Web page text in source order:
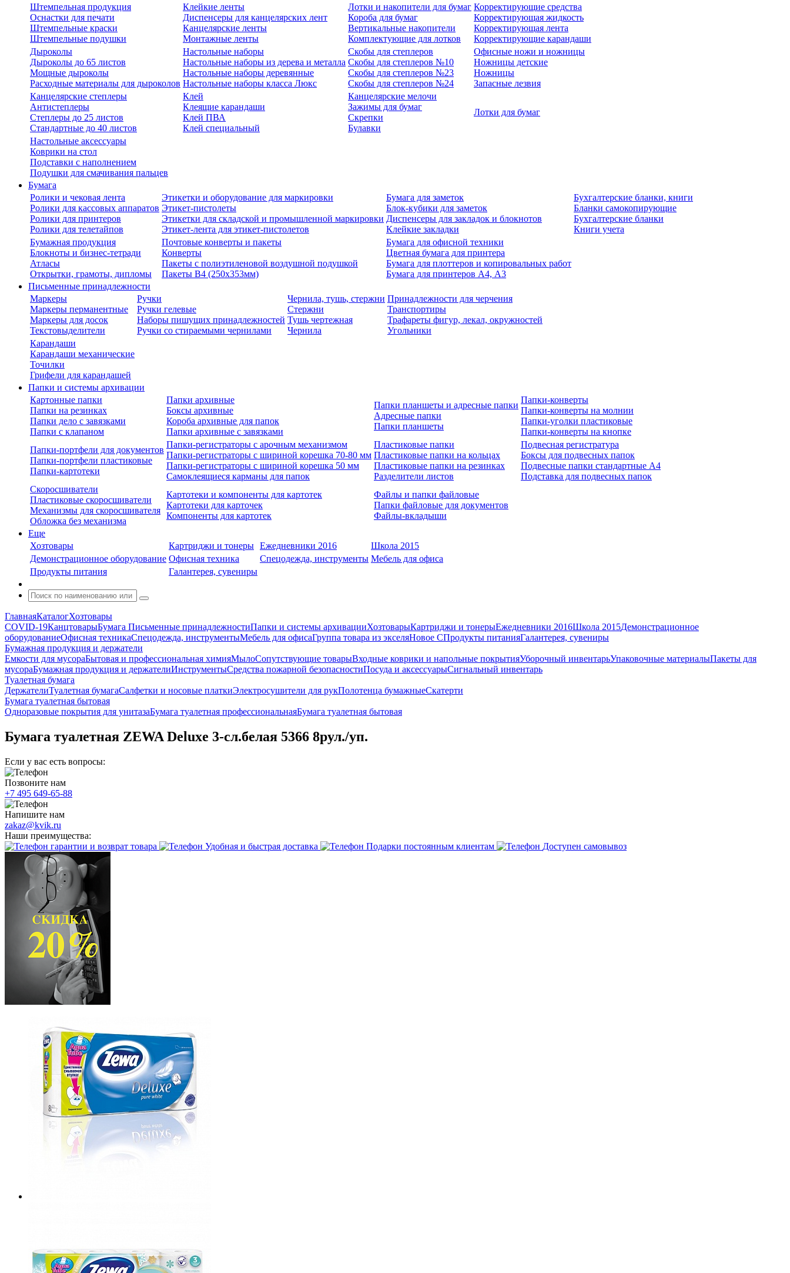
Штемпельная продукция
Оснастки для печати
Штемпельные краски
Штемпельные подушки
Клейкие ленты
Диспенсеры для канцелярских лент
Канцелярские ленты
Монтажные ленты
Лотки и накопители для бумаг
Короба для бумаг
Вертикальные накопители
Комплектующие для лотков
Корректирующие средства
Корректирующая жидкость
Корректирующая лента
Корректирующие карандаши
Дыроколы
Дыроколы до 65 листов
Мощные дыроколы
Расходные материалы для дыроколов
Настольные наборы
Настольные наборы из дерева и металла
Настольные наборы деревянные
Настольные наборы класса Люкс
Скобы для степлеров
Скобы для степлеров №10
Скобы для степлеров №23
Скобы для степлеров №24
Офисные ножи и ножницы
Ножницы детские
Ножницы
Запасные лезвия
Канцелярские степлеры
Антистеплеры
Степлеры до 25 листов
Стандартные до 40 листов
Клей
Клеящие карандаши
Клей ПВА
Клей специальный
Канцелярские мелочи
Зажимы для бумаг
Скрепки
Булавки
Лотки для бумаг
Настольные аксессуары
Коврики на стол
Подставки с наполнением
Подушки для смачивания пальцев
Бумага
Ролики и чековая лента
Ролики для кассовых аппаратов
Ролики для принтеров
Ролики для телетайпов
Этикетки и оборудование для маркировки
Этикет-пистолеты
Этикетки для складской и промышленной маркировки
Этикет-лента для этикет-пистолетов
Бумага для заметок
Блок-кубики для заметок
Диспенсеры для закладок и блокнотов
Клейкие закладки
Бухгалтерские бланки, книги
Бланки самокопирующие
Бухгалтерские бланки
Книги учета
Бумажная продукция
Блокноты и бизнес-тетради
Атласы
Открытки, грамоты, дипломы
Почтовые конверты и пакеты
Конверты
Пакеты с полиэтиленовой воздушной подушкой
Пакеты В4 (250х353мм)
Бумага для офисной техники
Цветная бумага для принтера
Бумага для плоттеров и копировальных работ
Бумага для принтеров А4, А3
Письменные принадлежности
Маркеры
Маркеры перманентные
Маркеры для досок
Текстовыделители
Ручки
Ручки гелевые
Наборы пишущих принадлежностей
Ручки со стираемыми чернилами
Чернила, тушь, стержни
Стержни
Тушь чертежная
Чернила
Принадлежности для черчения
Транспортиры
Трафареты фигур, лекал, окружностей
Угольники
Карандаши
Карандаши механические
Точилки
Грифели для карандашей
Папки и системы архивации
Картонные папки
Папки на резинках
Папки дело с завязками
Папки с клапаном
Папки архивные
Боксы архивные
Короба архивные для папок
Папки архивные с завязками
Папки планшеты и адресные папки
Адресные папки
Папки планшеты
Папки-конверты
Папки-конверты на молнии
Папки-уголки пластиковые
Папки-конверты на кнопке
Папки-портфели для документов
Папки-портфели пластиковые
Папки-картотеки
Папки-регистраторы с арочным механизмом
Папки-регистраторы с шириной корешка 70-80 мм
Папки-регистраторы с шириной корешка 50 мм
Самоклеящиеся карманы для папок
Пластиковые папки
Пластиковые папки на кольцах
Пластиковые папки на резинках
Разделители листов
Подвесная регистратура
Боксы для подвесных папок
Подвесные папки стандартные А4
Подставка для подвесных папок
Скоросшиватели
Пластиковые скоросшиватели
Механизмы для скоросшивателя
Обложка без механизма
Картотеки и компоненты для картотек
Картотеки для карточек
Компоненты для картотек
Файлы и папки файловые
Папки файловые для документов
Файлы-вкладыши
Еще
Хозтовары
Картриджи и тонеры Ежедневники 2016
Школа 2015
Демонстрационное оборудование Офисная техника Спецодежда, инструменты Мебель для офиса
Продукты питания
Галантерея, сувениры
ГлавнаяКаталогХозтовары
COVID-19КанцтоварыБумага Письменные принадлежностиПапки и системы архивацииХозтоварыКартриджи и тонерыЕжедневники 2016Школа 2015Демонстрационное
оборудованиеОфисная техникаСпецодежда, инструментыМебель для офисаГруппа товара из экселяНовое СПродукты питанияГалантерея, сувениры
Бумажная продукция и держатели
Емкости для мусораБытовая и профессиональная химияМылоСопутствующие товарыВходные коврики и напольные покрытияУборочный инвентарьУпаковочные материалыПакеты для
мусораБумажная продукция и держателиИнструментыСредства пожарной безопасностиПосуда и аксессуарыСигнальный инвентарь
Туалетная бумага
ДержателиТуалетная бумагаСалфетки и носовые платкиЭлектросушители для рукПолотенца бумажныеСкатерти
Бумага туалетная бытовая
Одноразовые покрытия для унитазаБумага туалетная профессиональнаяБумага туалетная бытовая
Бумага туалетная ZEWA Deluxe 3-сл.белая 5366 8рул./уп.
Если у вас есть вопросы:
Позвоните нам
+7 495 649-65-88
Напишите нам
zakaz@kvik.ru
Наши преимущества:
гарантии и возврат товара
Удобная и быстрая доставка Подарки постоянным клиентам Доступен самовывоз